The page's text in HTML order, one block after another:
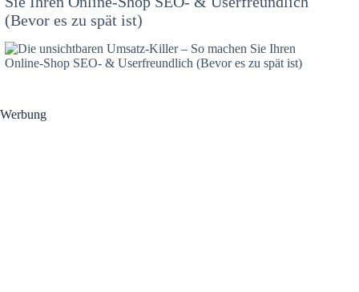
(Bevor es zu spät ist)
Werbung